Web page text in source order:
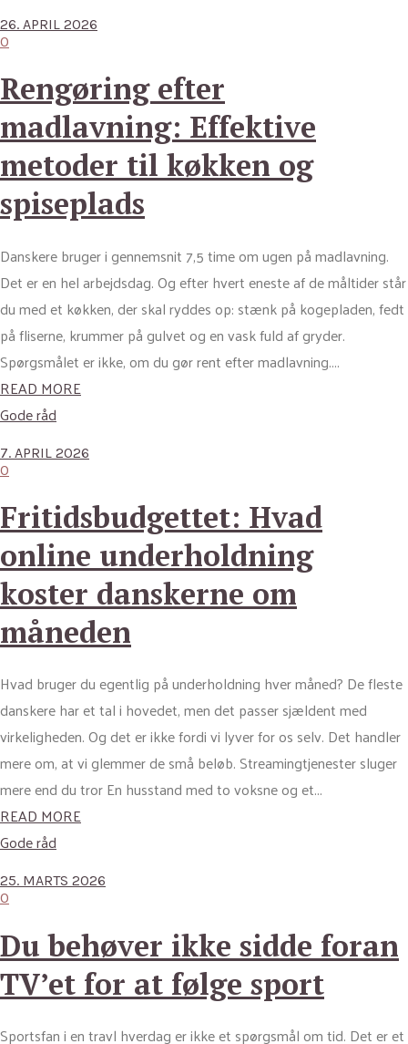
26. APRIL 2026
0
Rengøring efter
madlavning: Effektive
metoder til køkken og
spiseplads
Danskere bruger i gennemsnit 7,5 time om ugen på madlavning.
Det er en hel arbejdsdag. Og efter hvert eneste af de måltider står
du med et køkken, der skal ryddes op: stænk på kogepladen, fedt
på fliserne, krummer på gulvet og en vask fuld af gryder.
Spørgsmålet er ikke, om du gør rent efter madlavning....
READ MORE
Gode råd
7. APRIL 2026
0
Fritidsbudgettet: Hvad
online underholdning
koster danskerne om
måneden
Hvad bruger du egentlig på underholdning hver måned? De fleste
danskere har et tal i hovedet, men det passer sjældent med
virkeligheden. Og det er ikke fordi vi lyver for os selv. Det handler
mere om, at vi glemmer de små beløb. Streamingtjenester sluger
mere end du tror En husstand med to voksne og et...
READ MORE
Gode råd
25. MARTS 2026
0
Du behøver ikke sidde foran
TV’et for at følge sport
Sportsfan i en travl hverdag er ikke et spørgsmål om tid. Det er et